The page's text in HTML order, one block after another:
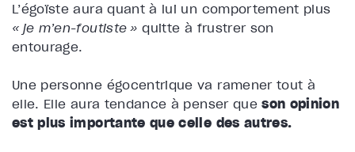
L’égoïste aura quant à lui un comportement plus
« je m’en-foutiste » quitte à frustrer son
entourage.
Une personne égocentrique va ramener tout à
elle. Elle aura tendance à penser queson opinion
est plus importante que celle des autres.